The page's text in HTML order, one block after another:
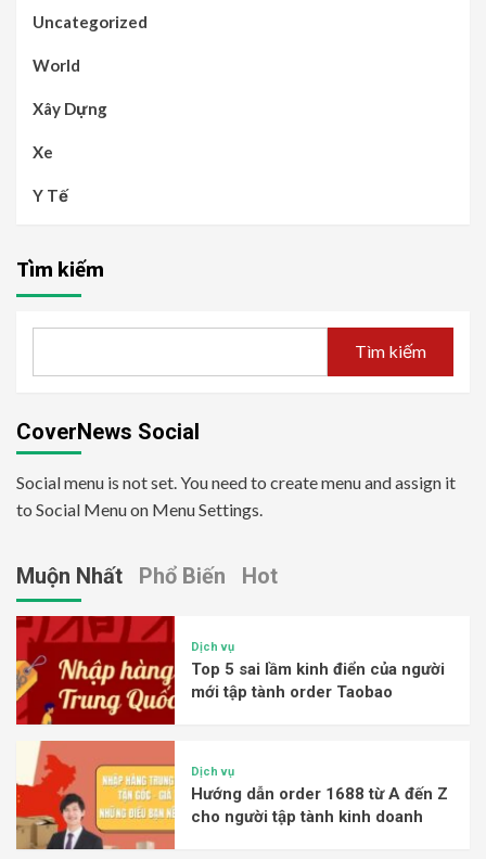
Uncategorized
World
Xây Dựng
Xe
Y Tế
Tìm kiếm
Tìm kiếm
CoverNews Social
Social menu is not set. You need to create menu and assign it
to Social Menu on Menu Settings.
Muộn Nhất Phổ Biến Hot
Dịch vụ
Top 5 sai lầm kinh điển của người
mới tập tành order Taobao
Dịch vụ
Hướng dẫn order 1688 từ A đến Z
cho người tập tành kinh doanh